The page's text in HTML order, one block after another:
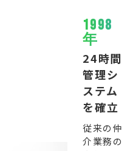
1998
年
24時間
管理シ
ステム
を確立
従来の仲
介業務の